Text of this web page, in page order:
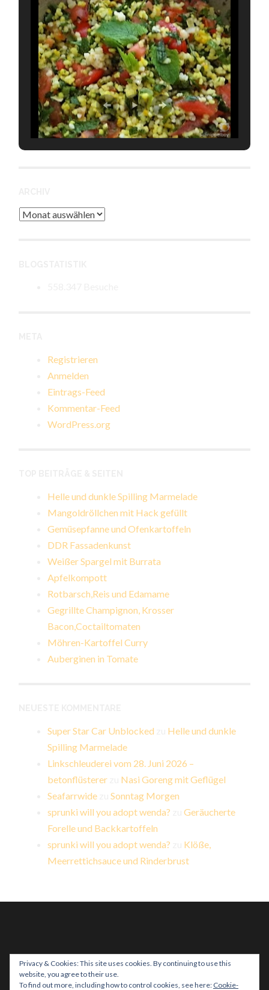
Archiv
Registrieren
Anmelden
Eintrags-Feed
Kommentar-Feed
WordPress.org
Helle und dunkle Spilling Marmelade
Mangoldröllchen mit Hack gefüllt
Gemüsepfanne und Ofenkartoffeln
DDR Fassadenkunst
Weißer Spargel mit Burrata
Apfelkompott
Rotbarsch,Reis und Edamame
Gegrillte Champignon, Krosser
Bacon,Coctailtomaten
Möhren-Kartoffel Curry
Auberginen in Tomate
Super Star Car Unblocked
Helle und dunkle
Spilling Marmelade
Linkschleuderei vom 28. Juni 2026 –
betonflüsterer
Nasi Goreng mit Geflügel
Seafarrwide zuSonntag Morgen
sprunki will you adopt wenda? zuGeräucherte
Forelle und Backkartoffeln
sprunki will you adopt wenda?
Klöße,
Meerrettichsauce und Rinderbrust
PROUDLY POWERED BY WORDPRESS |
THEME:
Privacy & Cookies: This site uses cookies. By continuing to use this
website, you agree to their use.
To find out more, including how to control cookies, see here: Cookie-